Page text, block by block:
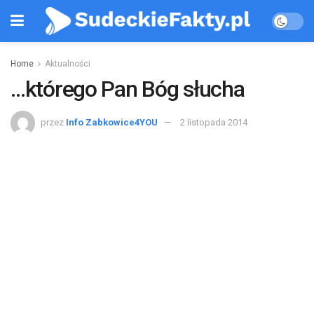
Home Aktualności
…którego Pan Bóg słucha
przez Info Zabkowice4YOU 2 listopada 2014